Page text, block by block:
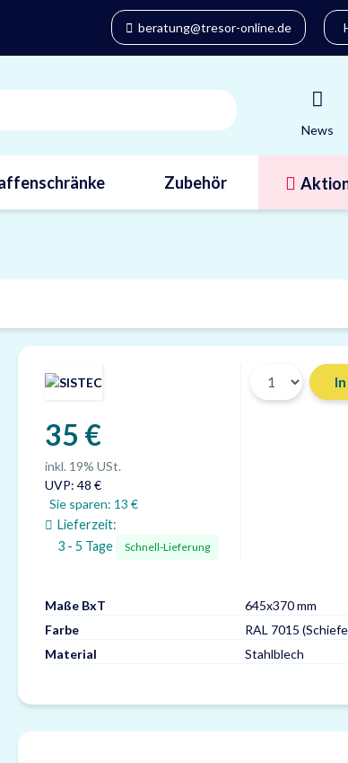
beratung@tresor-online.de
News
Zubehör
35 €
inkl. 19% USt.
UVP:48 €
Sie sparen: 13 €
Lieferzeit:
3 - 5 Tage
Schnell-Lieferung
Maße BxT
645x370 mm
Farbe
RAL 7015
Material
Stahlblech